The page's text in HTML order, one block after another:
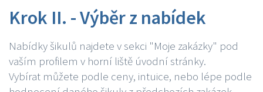
Krok II. - Výběr z nabídek
Nabídky šikulů najdete v sekci "Moje zakázky" pod
vaším profilem v horní liště úvodní stránky.
Vybírat můžete podle ceny, intuice, nebo lépe podle